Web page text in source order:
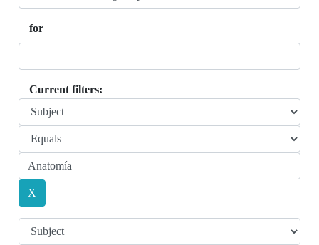
for
Current filters: